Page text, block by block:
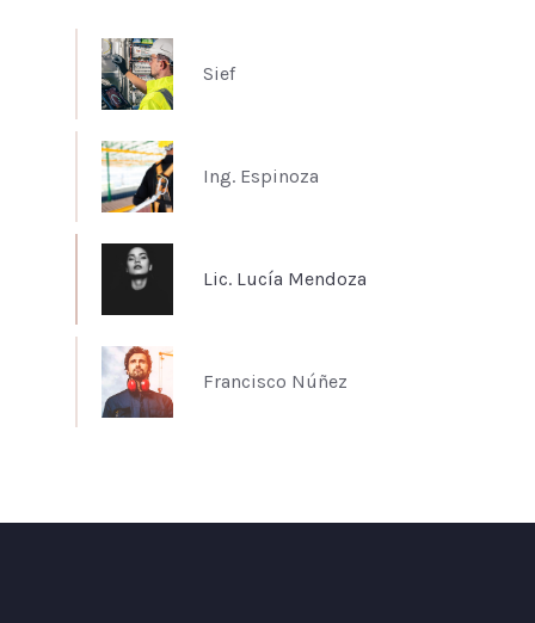
Sief
Ing. Espinoza
Lic. Lucía Mendoza
Francisco Núñez